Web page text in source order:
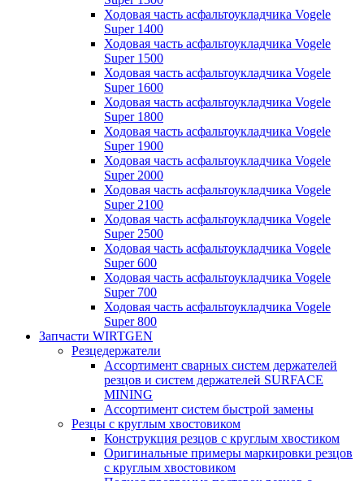
Ходовая часть асфальтоукладчика Vogele
Super 1400
Ходовая часть асфальтоукладчика Vogele
Super 1500
Ходовая часть асфальтоукладчика Vogele
Super 1600
Ходовая часть асфальтоукладчика Vogele
Super 1800
Ходовая часть асфальтоукладчика Vogele
Super 1900
Ходовая часть асфальтоукладчика Vogele
Super 2000
Ходовая часть асфальтоукладчика Vogele
Super 2100
Ходовая часть асфальтоукладчика Vogele
Super 2500
Ходовая часть асфальтоукладчика Vogele
Super 600
Ходовая часть асфальтоукладчика Vogele
Super 700
Ходовая часть асфальтоукладчика Vogele
Super 800
Запчасти WIRTGEN
Резцедержатели
Ассортимент сварных систем держателей
резцов и систем держателей SURFACE
MINING
Ассортимент систем быстрой замены
Резцы с круглым хвостовиком
Конструкция резцов с круглым хвостиком
Оригинальные примеры маркировки резцов
с круглым хвостовиком